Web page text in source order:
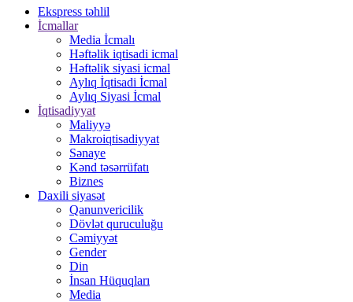
Ekspress təhlil
İcmallar
Media İcmalı
Həftəlik iqtisadi icmal
Həftəlik siyasi icmal
Aylıq İqtisadi İcmal
Aylıq Siyasi İcmal
İqtisadiyyat
Maliyyə
Makroiqtisadiyyat
Sənaye
Kənd təsərrüfatı
Biznes
Daxili siyasət
Qanunvericilik
Dövlət quruculuğu
Cəmiyyət
Gender
Din
İnsan Hüquqları
Media